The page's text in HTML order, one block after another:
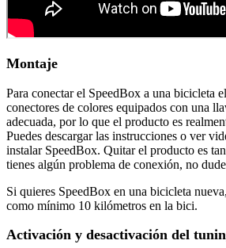
Montaje
Para conectar el SpeedBox a una bicicleta
conectores de colores equipados con una
adecuada, por lo que el producto es
Puedes descargar las instrucciones o ver
instalar SpeedBox. Quitar el producto es
tienes algún problema de conexión, no
Si quieres SpeedBox en una bicicleta
como mínimo 10 kilómetros en la bici.
Activación y desactivación del